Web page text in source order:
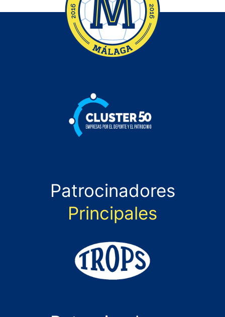
Patrocinadores
Principales